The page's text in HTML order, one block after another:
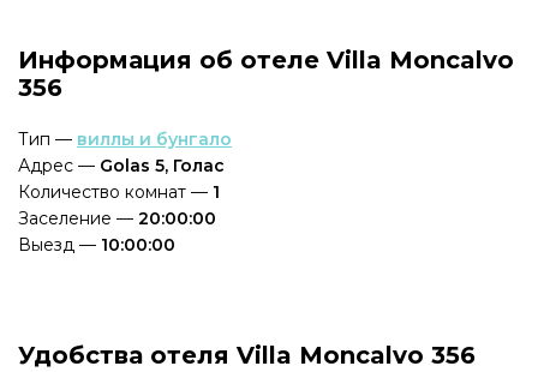
Информация об отеле Villa Moncalvo
356
Тип — виллы и бунгало
Адрес — Golas 5, Голас
Количество комнат — 1
Заселение — 20:00:00
Выезд — 10:00:00
Удобства отеля Villa Moncalvo 356